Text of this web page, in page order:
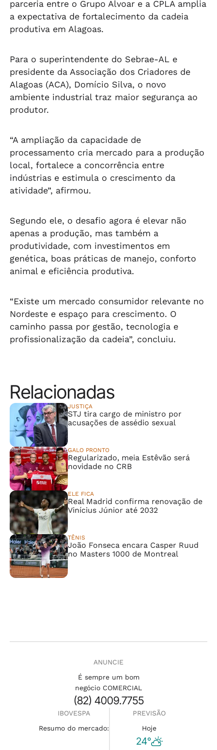
parceria entre o Grupo Alvoar e a CPLA amplia
a expectativa de fortalecimento da cadeia
produtiva em Alagoas.
Para o superintendente do Sebrae-AL e
presidente da Associação dos Criadores de
Alagoas (ACA), Domício Silva, o novo
ambiente industrial traz maior segurança ao
produtor.
“A ampliação da capacidade de
processamento cria mercado para a produção
local, fortalece a concorrência entre
indústrias e estimula o crescimento da
atividade”, afirmou.
Segundo ele, o desafio agora é elevar não
apenas a produção, mas também a
produtividade, com investimentos em
genética, boas práticas de manejo, conforto
animal e eficiência produtiva.
“Existe um mercado consumidor relevante no
Nordeste e espaço para crescimento. O
caminho passa por gestão, tecnologia e
profissionalização da cadeia”, concluiu.
Relacionadas
JUSTIÇA
STJ tira cargo de ministro por
acusações de assédio sexual
GALO PRONTO
Regularizado, meia Estêvão será
novidade no CRB
ELE FICA
Real Madrid confirma renovação de
Vinícius Júnior até 2032
TÊNIS
João Fonseca encara Casper Ruud
no Masters 1000 de Montreal
ANUNCIE
É sempre um bom
negócio COMERCIAL
(82) 4009.7755
IBOVESPA
Resumo do mercado:
PREVISÃO
Hoje
24°